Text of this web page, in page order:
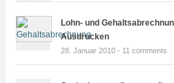
Lohn- und
Ausdrucken
28. Januar 2010 - 11 comments